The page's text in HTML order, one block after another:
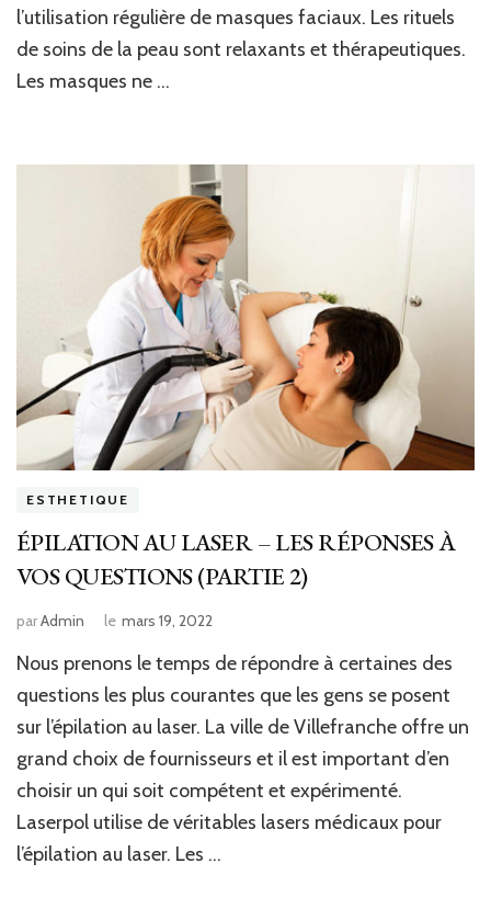
l’utilisation régulière de masques faciaux. Les rituels
de soins de la peau sont relaxants et thérapeutiques.
Les masques ne …
ESTHETIQUE
ÉPILATION AU LASER – LES RÉPONSES À
VOS QUESTIONS (PARTIE 2)
parAdmin le mars 19, 2022
Nous prenons le temps de répondre à certaines des
questions les plus courantes que les gens se posent
sur l’épilation au laser. La ville de Villefranche offre un
grand choix de fournisseurs et il est important d’en
choisir un qui soit compétent et expérimenté.
Laserpol utilise de véritables lasers médicaux pour
l’épilation au laser. Les …